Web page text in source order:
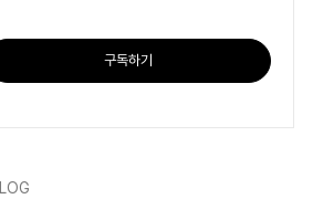
구독하기